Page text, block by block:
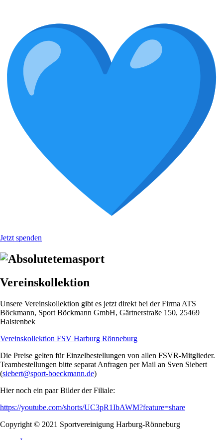
Jetzt spenden
Vereinskollektion
Unsere Vereinskollektion gibt es jetzt direkt bei der Firma ATS
Böckmann, Sport Böckmann GmbH, Gärtnerstraße 150, 25469
Halstenbek
Vereinskollektion FSV Harburg Rönneburg
Die Preise gelten für Einzelbestellungen von allen FSVR-Mitglieder.
Teambestellungen bitte separat Anfragen per Mail an Sven Siebert
(siebert@sport-boeckmann.de)
Hier noch ein paar Bilder der Filiale:
https://youtube.com/shorts/UC3pR1IbAWM?feature=share
Copyright © 2021 Sportvereinigung Harburg-Rönneburg